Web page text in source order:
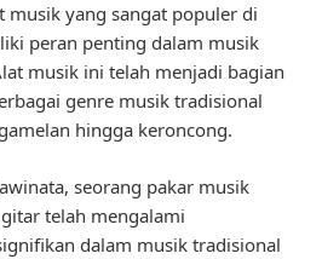
musik yang sangat populer di
peran penting dalam musik
musik ini telah menjadi bagian
genre musik tradisional
hingga keroncong.
seorang pakar musik
telah mengalami
dalam musik tradisional